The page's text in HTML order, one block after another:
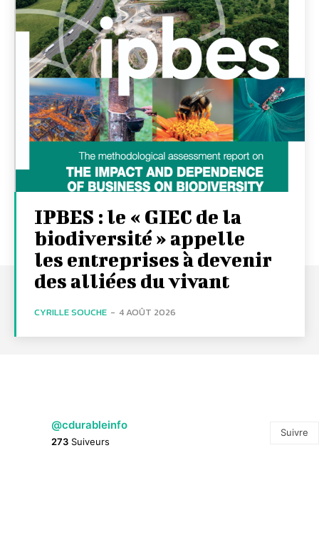
IPBES : le « GIEC de la
biodiversité » appelle
les entreprises à devenir
des alliées du vivant
CYRILLE SOUCHE - 4 AOÛT 2026
@cdurableinfo
273 Suiveurs
Suivre